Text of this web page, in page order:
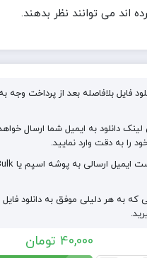
اند می توانند نظر بدهند.
فایل بلافاصله بعد از پرداخت وجه
دانلود به ایمیل شما ارسال
را به دقت وارد نمایید.
که به هر دلیلی موفق به دانلود فایل
40,000 تومان